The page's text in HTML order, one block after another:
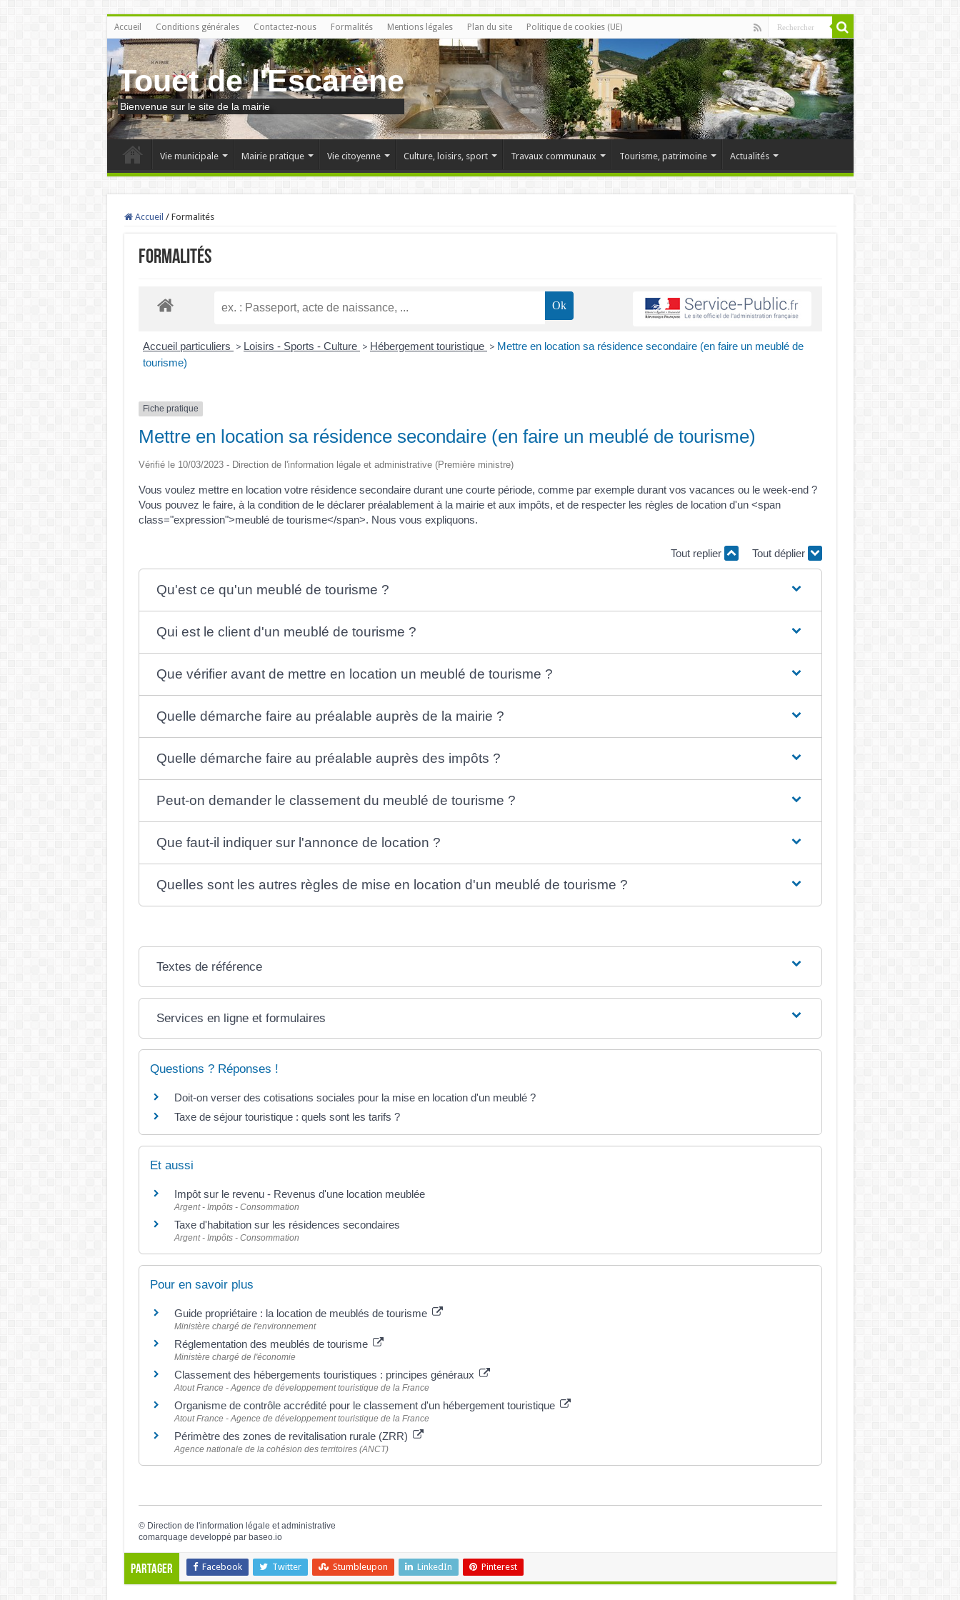
Accueil Conditions générales Contactez-nous Formalités Mentions légales Plan du site Politique de cookies (UE)
Touet de l'Escarène
Bienvenue sur le site de la mairie
Vie municipale Mairie pratique Vie citoyenne Culture, loisirs, sport Travaux communaux Tourisme, patrimoine Actualités
Accueil / Formalités
Formalités
Accueil particuliers > Loisirs - Sports - Culture > Hébergement touristique > Mettre en location sa résidence secondaire (en faire un meublé de
tourisme)
Fiche pratique
Mettre en location sa résidence secondaire (en faire un meublé de tourisme)
Vérifié le 10/03/2023 - Direction de l'information légale et administrative (Première ministre)
Vous voulez mettre en location votre résidence secondaire durant une courte période, comme par exemple durant vos vacances ou le week-end ?
Vous pouvez le faire, à la condition de le déclarer préalablement à la mairie et aux impôts, et de respecter les règles de location d'un <span
class="expression">meublé de tourisme</span>. Nous vous expliquons.
Tout replier Tout déplier
Qu'est ce qu'un meublé de tourisme ?
Qui est le client d'un meublé de tourisme ?
Que vérifier avant de mettre en location un meublé de tourisme ?
Quelle démarche faire au préalable auprès de la mairie ?
Quelle démarche faire au préalable auprès des impôts ?
Peut-on demander le classement du meublé de tourisme ?
Que faut-il indiquer sur l'annonce de location ?
Quelles sont les autres règles de mise en location d'un meublé de tourisme ?
Textes de référence
Services en ligne et formulaires
Questions ? Réponses !
Doit-on verser des cotisations sociales pour la mise en location d'un meublé ?
Taxe de séjour touristique : quels sont les tarifs ?
Et aussi
Impôt sur le revenu - Revenus d'une location meublée
Argent - Impôts - Consommation
Taxe d'habitation sur les résidences secondaires
Argent - Impôts - Consommation
Pour en savoir plus
Guide propriétaire : la location de meublés de tourisme
Ministère chargé de l'environnement
Réglementation des meublés de tourisme
Ministère chargé de l'économie
Classement des hébergements touristiques : principes généraux
Atout France - Agence de développement touristique de la France
Organisme de contrôle accrédité pour le classement d'un hébergement touristique
Atout France - Agence de développement touristique de la France
Périmètre des zones de revitalisation rurale (ZRR)
Agence nationale de la cohésion des territoires (ANCT)
© Direction de l'information légale et administrative
comarquage developpé par baseo.io
Partager Facebook Twitter Stumbleupon LinkedIn Pinterest